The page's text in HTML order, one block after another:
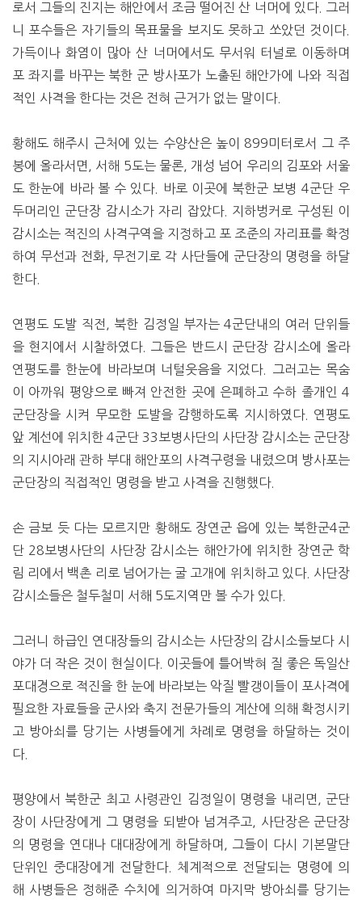
로서 그들의 진지는 해안에서 조금 떨어진 산 너머에 있다. 그러
니 포수들은 자기들의 목표물을 보지도 못하고 쏘았던 것이다.
가득이나 화염이 많아 산 너머에서도 무서워 터널로 이동하며
포 좌지를 바꾸는 북한 군 방사포가 노출된 해안가에 나와 직접
적인 사격을 한다는 것은 전혀 근거가 없는 말이다.
황해도 해주시 근처에 있는 수양산은 높이 899미터로서 그 주
봉에 올라서면, 서해 5도는 물론, 개성 넘어 우리의 김포와 서울
도 한눈에 바라 볼 수 있다. 바로 이곳에 북한군 보병 4군단 우
두머리인 군단장 감시소가 자리 잡았다. 지하벙커로 구성된 이
감시소는 적진의 사격구역을 지정하고 포 조준의 자리표를 확정
하여 무선과 전화, 무전기로 각 사단들에 군단장의 명령을 하달
한다.
연평도 도발 직전, 북한 김정일 부자는 4군단내의 여러 단위들
을 현지에서 시찰하였다. 그들은 반드시 군단장 감시소에 올라
연평도를 한눈에 바라보며 너털웃음을 지었다. 그러고는 목숨
이 아까워 평양으로 빠져 안전한 곳에 은폐하고 수하 졸개인 4
군단장을 시켜 무모한 도발을 감행하도록 지시하였다. 연평도
앞 계선에 위치한 4군단 33보병사단의 사단장 감시소는 군단장
의 지시아래 관하 부대 해안포의 사격구령을 내렸으며 방사포는
군단장의 직접적인 명령을 받고 사격을 진행했다.
손 금보 듯 다는 모르지만 황해도 장연군 읍에 있는 북한군4군
단 28보병사단의 사단장 감시소는 해안가에 위치한 장연군 학
림 리에서 백촌 리로 넘어가는 굴 고개에 위치하고 있다. 사단장
감시소들은 철두철미 서해 5도지역만 볼 수가 있다.
그러니 하급인 연대장들의 감시소는 사단장의 감시소들보다 시
야가 더 작은 것이 현실이다. 이곳들에 틀어박혀 질 좋은 독일산
포대경으로 적진을 한 눈에 바라보는 악질 빨갱이들이 포사격에
필요한 자료들을 군사와 축지 전문가들의 계산에 의해 확정시키
고 방아쇠를 당기는 사병들에게 차례로 명령을 하달하는 것이
다.
평양에서 북한군 최고 사령관인 김정일이 명령을 내리면, 군단
장이 사단장에게 그 명령을 되받아 넘겨주고, 사단장은 군단장
의 명령을 연대나 대대장에게 하달하며, 그들이 다시 기본말단
단위인 중대장에게 전달한다. 체계적으로 전달되는 명령에 의
해 사병들은 정해준 수치에 의거하여 마지막 방아쇠를 당기는